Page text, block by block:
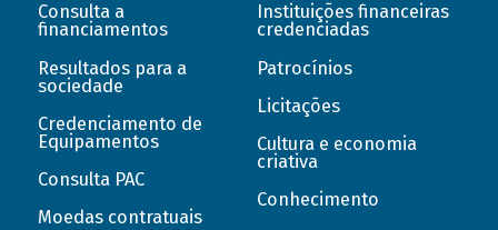
Consulta a
financiamentos
Resultados para a
sociedade
Credenciamento de
Equipamentos
Consulta PAC
Moedas contratuais
Instituições financeiras
credenciadas
Patrocínios
Licitações
Cultura e economia
criativa
Conhecimento